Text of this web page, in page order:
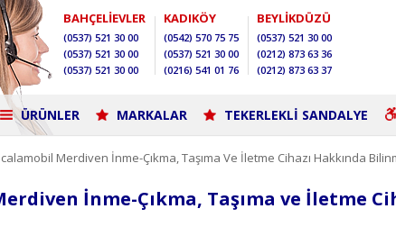
BAHÇELİEVLER
(0537) 521 30 00
(0537) 521 30 00
(0537) 521 30 00
KADIKÖY
(0542) 570 75 75
(0537) 521 30 00
(0216) 541 01 76
BEYLİKDÜZÜ
(0537) 521 30 00
(0212) 873 63 36
(0212) 873 63 37
ÜRÜNLER MARKALAR TEKERLEKLİ SANDALYE
Merdiven İnme-Çıkma, Taşıma Ve İletme Cihazı Hakkında
İnme-Çıkma, Taşıma ve İletme